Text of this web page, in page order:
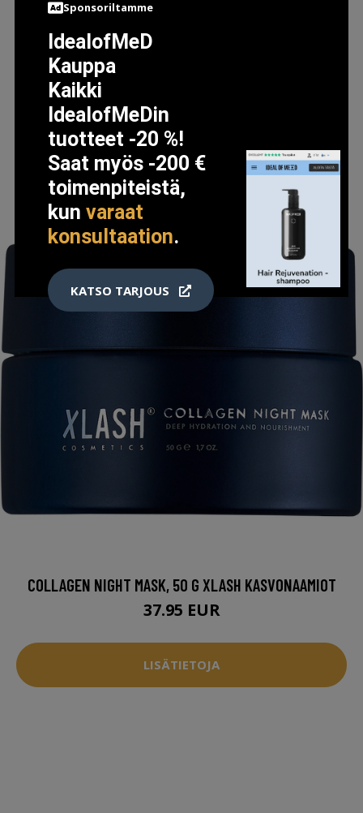
THE FRESH OLIVE SHEET MASK, IT'S SKIN K-BEAUTY
LISÄTIETOJA
COLLAGEN NIGHT MASK, 50 G XLASH KASVONAAMIOT
37.95 EUR
LISÄTIETOJA
Sponsoriltamme
IdealofMeD
Kauppa
Kaikki
IdealofMeDin
tuotteet -20 %!
Saat myös -200 €
toimenpiteistä,
kunvaraat
konsultaation.
KATSO TARJOUS